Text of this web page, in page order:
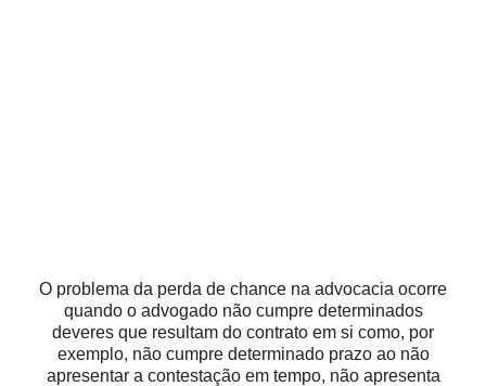
O problema da perda de chance na advocacia ocorre
quando o advogado não cumpre determinados
deveres que resultam do contrato em si como, por
exemplo, não cumpre determinado prazo ao não
apresentar a contestação em tempo, não apresenta